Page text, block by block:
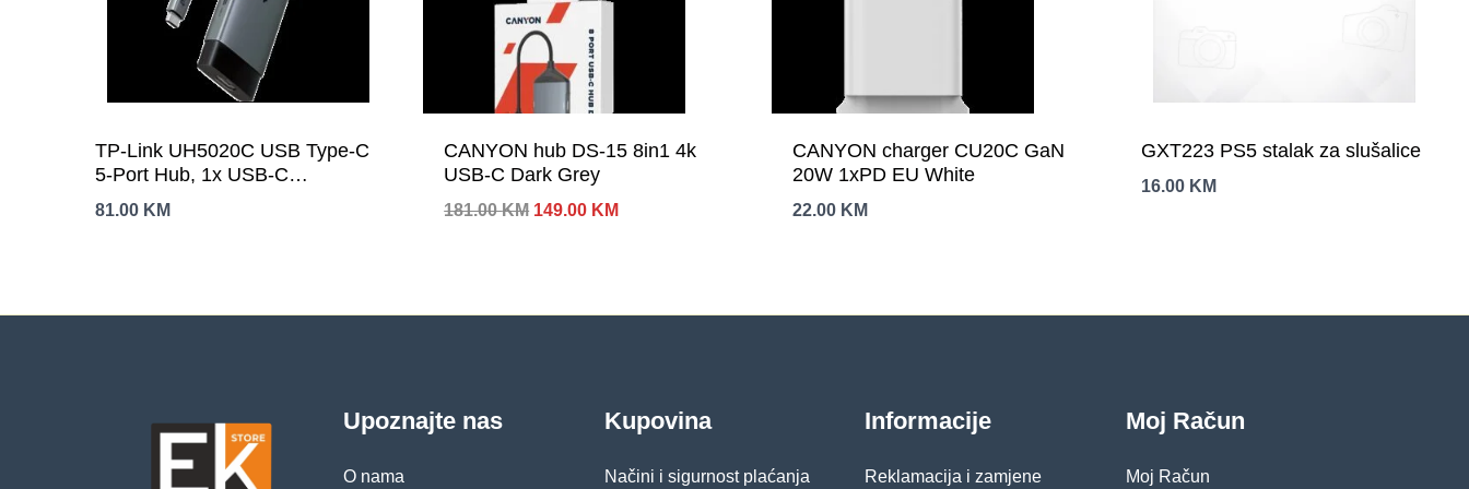
TP-Link UH5020C USB Type-C
5-Port Hub, 1x USB-C
Connector, 1x HDMI 4K 60Hz
Port, 1x USB-C PD 100W Port,
Heat Dissipation, Flexible and
81.00 KM
CANYON hub DS-15 8in1 4k
USB-C Dark Grey
181.00KM Izvorna
149.00 KMTrenutna
CANYON charger CU20C GaN
20W 1xPD EU White
22.00 KM
GXT223 PS5 stalak za slušalice
16.00 KM
Upoznajte nas
O nama
Kupovina
Načini i sigurnost plaćanja
Informacije
Reklamacija i zamjene
Moj Račun
Moj Račun